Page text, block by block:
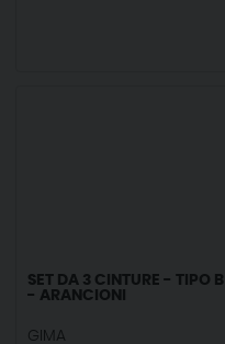
SET DA 3 CINTURE - TIPO B
- ARANCIONI
GIMA